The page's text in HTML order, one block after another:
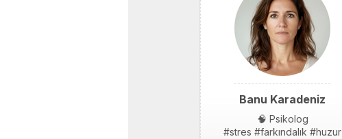
Banu Karadeniz
🧠 Psikolog
#stres #farkındalık #huzur